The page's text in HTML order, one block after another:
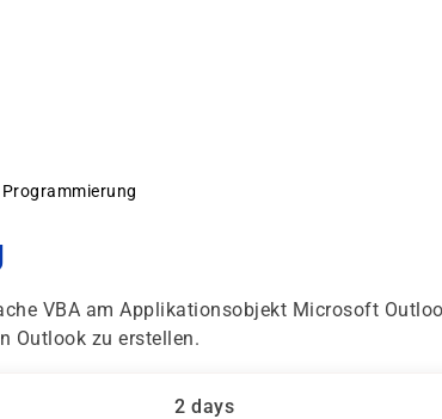
VBA am Applikationsobjekt Microsoft
Outlook zu erstellen.
2 days